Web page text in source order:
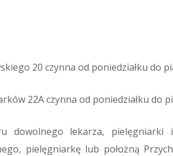
20 czynna od poniedziałku do
22A czynna od poniedziałku do
dowolnego lekarza, pielęgniarki
pielęgniarkę lub położną